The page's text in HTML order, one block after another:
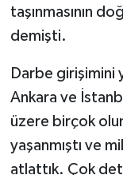
taşınmasının
demişti.
Darbe girişimini
Ankara ve
üzere birçok
yaşanmıştı ve
atlattık. Çok